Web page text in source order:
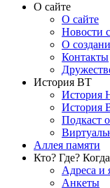
О сайте
О сайте
Новости
О
Контакты
История ВТ
История
Аллея памяти
Кто? Где?
Адреса и
Анкеты